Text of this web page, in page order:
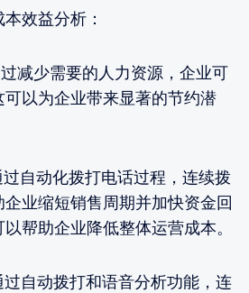
效益分析：
减少需要的人力资源，企业可
可以为企业带来显著的节约潜
过自动化拨打电话过程，连续拨
业缩短销售周期并加快资金回
帮助企业降低整体运营成本。
过自动拨打和语音分析功能，连